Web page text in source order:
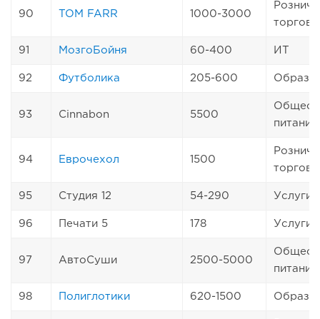
90 TOM FARR 1000-3000
91 МозгоБойня 60-400 ИТ
92 Футболика 205-600
93 Cinnabon 5500
питание
94 Еврочехол 1500
95 Студия 12 54-290 Услуги
96 Печати 5 178 Услуги
97 АвтоСуши 2500-5000
питание
98 Полиглотики 620-1500